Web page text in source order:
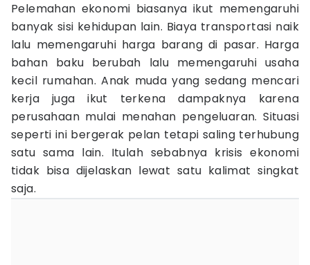
Pelemahan ekonomi biasanya ikut memengaruhi
banyak sisi kehidupan lain. Biaya transportasi naik
lalu memengaruhi harga barang di pasar. Harga
bahan baku berubah lalu memengaruhi usaha
kecil rumahan. Anak muda yang sedang mencari
kerja juga ikut terkena dampaknya karena
perusahaan mulai menahan pengeluaran. Situasi
seperti ini bergerak pelan tetapi saling terhubung
satu sama lain. Itulah sebabnya krisis ekonomi
tidak bisa dijelaskan lewat satu kalimat singkat
saja.